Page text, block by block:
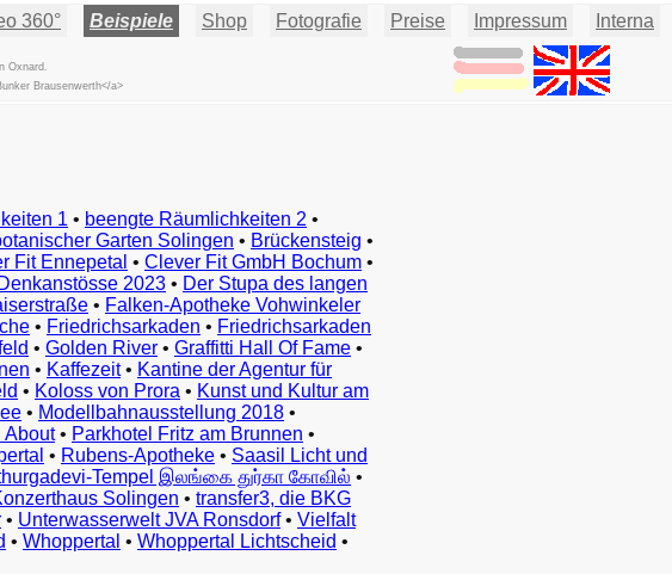
360° Beispiele Shop Fotografie Preise Impressum Interna
Oxnard.
Brausenwerth</a>
1 • beengte Räumlichkeiten 2 •
Garten Solingen • Brückensteig •
Fit Ennepetal • Clever Fit GmbH Bochum •
Denkanstösse 2023 • Der Stupa des langen
• Falken-Apotheke Vohwinkeler
• Friedrichsarkaden • Friedrichsarkaden
• Golden River • Graffitti Hall Of Fame •
• Kaffezeit• Kantine der Agentur für
• Koloss von Prora • Kunst und Kultur am
• Modellbahnausstellung 2018 •
About• Parkhotel Fritz am Brunnen •
• Rubens-Apotheke • Saasil Licht und
Tempel இலங்கை துர்கா கோவில் •
Solingen • transfer3, die BKG
• Unterwasserwelt JVA Ronsdorf• Vielfalt
• Whoppertal • Whoppertal Lichtscheid •